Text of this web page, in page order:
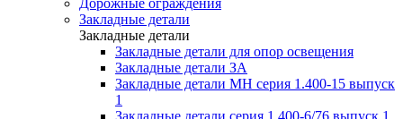
Дорожные ограждения
Закладные детали
Закладные детали
Закладные детали для опор освещения
Закладные детали ЗА
Закладные детали МН серия 1.400-15 выпуск
1
Закладные детали серия 1.400-6/76 выпуск 1